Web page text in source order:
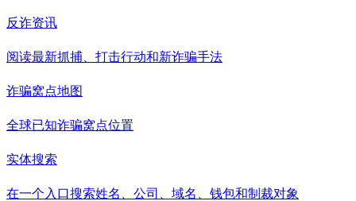
反诈资讯
阅读最新抓捕、打击行动和新诈骗手法
诈骗窝点地图
全球已知诈骗窝点位置
实体搜索
在一个入口搜索姓名、公司、域名、钱包和制裁对象